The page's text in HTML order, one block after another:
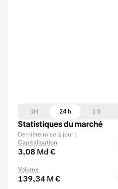
1H 24 h 1 S
Statistiques du marché
Dernière mise à jour :
Capitalisation
3,08 Md €
Volume
139,34 M €